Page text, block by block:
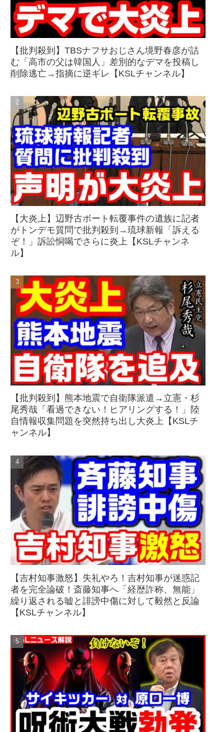
【批判殺到】TBSナフサおじさん境野春彦が詰
む「高市の父は韓国人」差別的なデマを投稿し
削除逃亡→指摘に逆ギレ【KSLチャンネル】
【大炎上】辺野古ボート転覆事件の遺族に記者
がトンデモ質問で批判殺到→琉球新報「訴える
ぞ！」訴訟恫喝でさらに炎上【KSLチャンネ
ル】
【批判殺到】熊本地震で自衛隊派遣→立憲・杉
尾秀哉「看過できない！ヒアリングする！」陸
自情報収集問題を突然持ち出し大炎上【KSLチ
ャンネル】
【吉村知事激怒】失礼やろ！吉村知事が迷惑記
者を完全論破！斎藤知事へ「経歴詐称、無能」
繰り返される嘘と誹謗中傷に対して毅然と反論
【KSLチャンネル】